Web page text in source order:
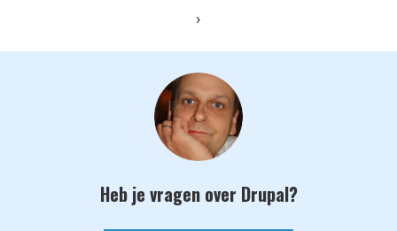
›
Heb je vragen over Drupal?